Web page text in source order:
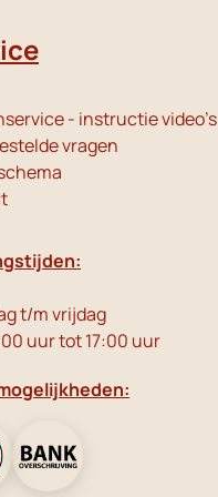
- instructie video's
vragen
t/m vrijdag
uur tot 17:00 uur